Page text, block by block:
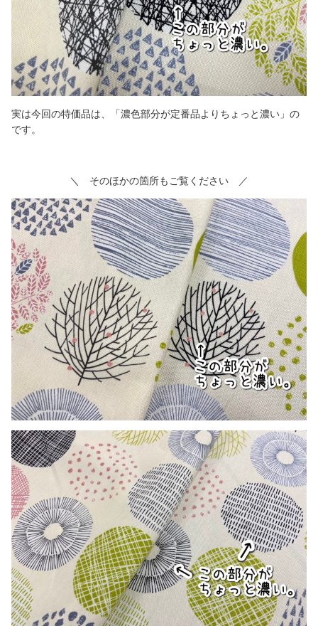
実は今回の特価品は、「濃色部分が定番品よりちょっと濃い」の
です。
＼ そのほかの箇所もご覧ください ／